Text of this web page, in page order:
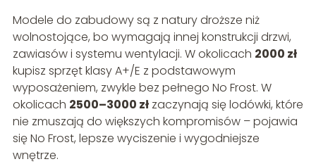
Modele do zabudowy są z natury droższe niż
wolnostojące, bo wymagają innej konstrukcji drzwi,
zawiasów i systemu wentylacji. W okolicach 2000 zł
kupisz sprzęt klasy A+/E z podstawowym
wyposażeniem, zwykle bez pełnego No Frost. W
okolicach 2500–3000 złzaczynają się lodówki, które
nie zmuszają do większych kompromisów – pojawia
się No Frost, lepsze wyciszenie i wygodniejsze
wnętrze.